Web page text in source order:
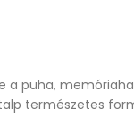
a puha,
természetes